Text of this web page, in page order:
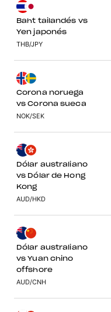
Baht tailandés vs
Yen japonés
THB/JPY
Corona noruega
vs Corona sueca
NOK/SEK
Dólar australiano
vs Dólar de Hong
Kong
AUD/HKD
Dólar australiano
vs Yuan chino
offshore
AUD/CNH